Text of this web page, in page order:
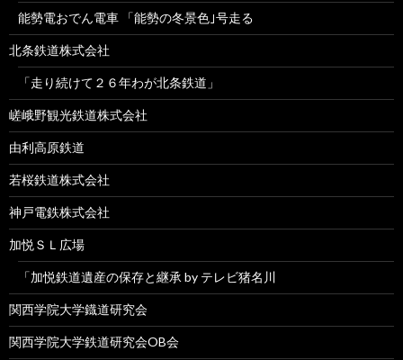
能勢電おでん電車 「能勢の冬景色｣号走る
北条鉄道株式会社
「走り続けて２６年わが北条鉄道」
嵯峨野観光鉄道株式会社
由利高原鉄道
若桜鉄道株式会社
神戸電鉄株式会社
加悦ＳＬ広場
「加悦鉄道遺産の保存と継承 by テレビ猪名川
関西学院大学鐡道研究会
関西学院大学鉄道研究会OB会